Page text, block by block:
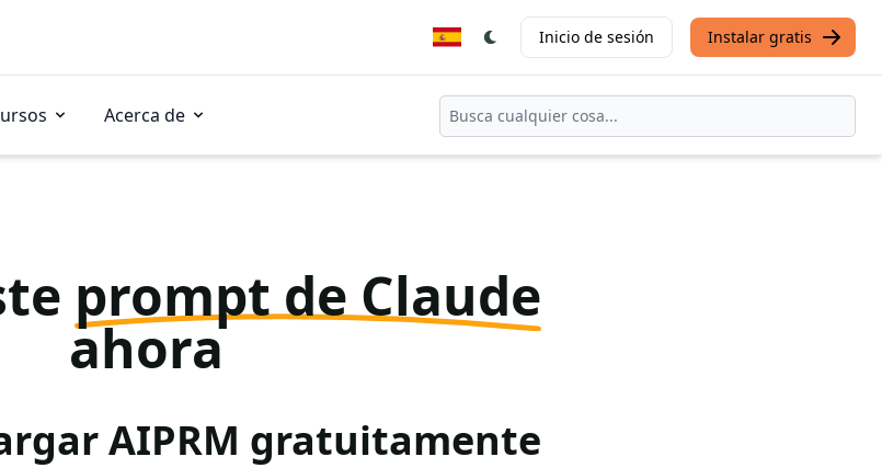
Inicio de sesión Instalar gratis
Acerca de
prompt de Claude
ahora
AIPRM gratuitamente